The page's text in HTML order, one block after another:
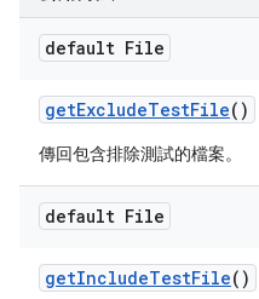
default File
getExcludeTestFile()
傳回包含排除測試的檔案。
default File
getIncludeTestFile()